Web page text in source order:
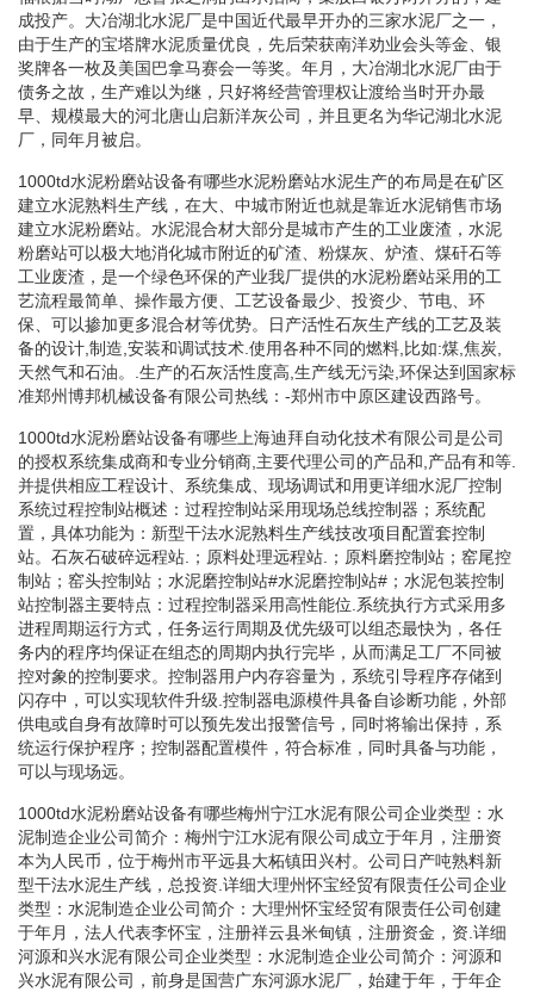
成投产。大冶湖北水泥厂是中国近代最早开办的三家水泥厂之一，
由于生产的宝塔牌水泥质量优良，先后荣获南洋劝业会头等金、银
奖牌各一枚及美国巴拿马赛会一等奖。年月，大冶湖北水泥厂由于
债务之故，生产难以为继，只好将经营管理权让渡给当时开办最
早、规模最大的河北唐山启新洋灰公司，并且更名为华记湖北水泥
厂，同年月被启。
1000td水泥粉磨站设备有哪些水泥粉磨站水泥生产的布局是在矿区
建立水泥熟料生产线，在大、中城市附近也就是靠近水泥销售市场
建立水泥粉磨站。水泥混合材大部分是城市产生的工业废渣，水泥
粉磨站可以极大地消化城市附近的矿渣、粉煤灰、炉渣、煤矸石等
工业废渣，是一个绿色环保的产业我厂提供的水泥粉磨站采用的工
艺流程最简单、操作最方便、工艺设备最少、投资少、节电、环
保、可以掺加更多混合材等优势。日产活性石灰生产线的工艺及装
备的设计,制造,安装和调试技术.使用各种不同的燃料,比如:煤,焦炭,
天然气和石油。.生产的石灰活性度高,生产线无污染,环保达到国家标
准郑州博邦机械设备有限公司热线：-郑州市中原区建设西路号。
1000td水泥粉磨站设备有哪些上海迪拜自动化技术有限公司是公司
的授权系统集成商和专业分销商,主要代理公司的产品和,产品有和等.
并提供相应工程设计、系统集成、现场调试和用更详细水泥厂控制
系统过程控制站概述：过程控制站采用现场总线控制器；系统配
置，具体功能为：新型干法水泥熟料生产线技改项目配置套控制
站。石灰石破碎远程站.；原料处理远程站.；原料磨控制站；窑尾控
制站；窑头控制站；水泥磨控制站#水泥磨控制站#；水泥包装控制
站控制器主要特点：过程控制器采用高性能位.系统执行方式采用多
进程周期运行方式，任务运行周期及优先级可以组态最快为，各任
务内的程序均保证在组态的周期内执行完毕，从而满足工厂不同被
控对象的控制要求。控制器用户内存容量为，系统引导程序存储到
闪存中，可以实现软件升级.控制器电源模件具备自诊断功能，外部
供电或自身有故障时可以预先发出报警信号，同时将输出保持，系
统运行保护程序；控制器配置模件，符合标准，同时具备与功能，
可以与现场远。
1000td水泥粉磨站设备有哪些梅州宁江水泥有限公司企业类型：水
泥制造企业公司简介：梅州宁江水泥有限公司成立于年月，注册资
本为人民币，位于梅州市平远县大柘镇田兴村。公司日产吨熟料新
型干法水泥生产线，总投资.详细大理州怀宝经贸有限责任公司企业
类型：水泥制造企业公司简介：大理州怀宝经贸有限责任公司创建
于年月，法人代表李怀宝，注册祥云县米甸镇，注册资金，资.详细
河源和兴水泥有限公司企业类型：水泥制造企业公司简介：河源和
兴水泥有限公司，前身是国营广东河源水泥厂，始建于年，于年企